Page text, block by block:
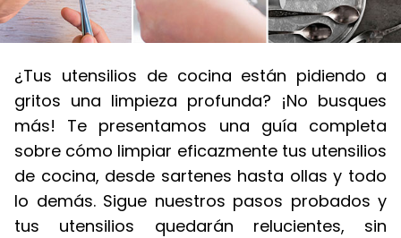
¿Tus utensilios de cocina están pidiendo a
gritos una limpieza profunda? ¡No busques
más! Te presentamos una guía completa
sobre cómo limpiar eficazmente tus utensilios
de cocina, desde sartenes hasta ollas y todo
lo demás. Sigue nuestros pasos probados y
tus utensilios quedarán relucientes, sin